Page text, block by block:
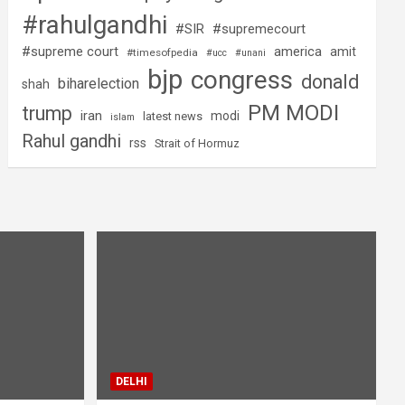
#rahulgandhi #SIR #supremecourt
#supreme court
#timesofpedia #ucc #unani america amit
shah biharelection bjp congress donald
trump iran islam latest news modi PM MODI
Rahul gandhi rss Strait of Hormuz
DELHI